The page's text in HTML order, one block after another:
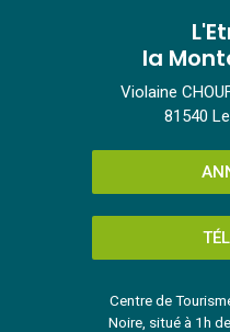
la
Violaine
81540
Centre de
Noire, situé à 1h